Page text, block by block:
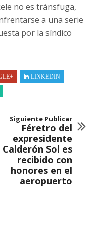
no es tránsfuga,
a una serie
por la síndico
LINKEDIN
Siguiente Publicar
Féretro del
expresidente
Calderón Sol es
recibido con
honores en el
aeropuerto